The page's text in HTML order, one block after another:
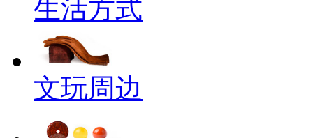
生活方式
文玩周边